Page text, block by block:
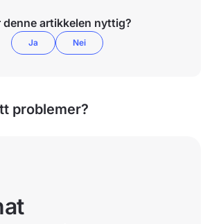
denne artikkelen nyttig?
Ja Nei
problemer?